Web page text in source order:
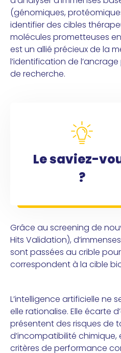
(génomiques,
identifier des cibles
molécules prometteuses en
est un allié précieux de la
l’identification de
de recherche.
Le saviez-
?
Grâce au screening de
Hits Validation),
sont passées au crible
correspondent à la cible
L’intelligence artificielle ne
elle rationalise. Elle écarte
présentent des risques de
d’incompatibilité chimique,
critères de performance